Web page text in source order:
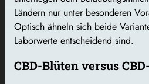
Ländern nur unter besonderen
Optisch ähneln sich beide
Laborwerte entscheidend sind.
CBD-Blüten versus